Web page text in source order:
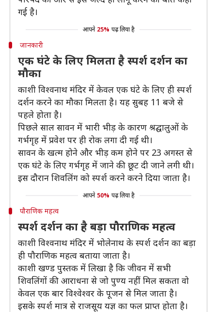
गई है।
आपने 25% पढ़ लिया है
जानकारी
एक घंटे के लिए मिलता है स्पर्श दर्शन का
मौका
काशी विश्वनाथ मंदिर में केवल एक घंटे के लिए ही स्पर्श
दर्शन करने का मौका मिलता है। यह सुबह 11 बजे से
पहले होता है।
पिछले साल सावन में भारी भीड़ के कारण श्रद्घालुओं के
गर्भगृह में प्रवेश पर ही रोक लगा दी गई थी।
सावन के खत्म होने और भीड़ कम होने पर 23 अगस्त से
एक घंटे के लिए गर्भगृह में जाने की छूट दी जाने लगी थी।
इस दौरान शिवलिंग को स्पर्श करने करने दिया जाता है।
आपने 50% पढ़ लिया है
पौराणिक महत्व
स्पर्श दर्शन का है बड़ा पौराणिक महत्व
काशी विश्वनाथ मंदिर में भोलेनाथ के स्पर्श दर्शन का बड़ा
ही पौराणिक महत्व बताया जाता है।
काशी खण्ड पुस्तक में लिखा है कि जीवन में सभी
शिवलिंगों की आराधना से जो पुण्य नहीं मिल सकता वो
केवल एक बार विश्वेश्वर के पूजन से मिल जाता है।
इसके स्पर्श मात्र से राजसूय यज्ञ का फल प्राप्त होता है।